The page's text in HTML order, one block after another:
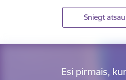
Sniegt
Esi pirmais,